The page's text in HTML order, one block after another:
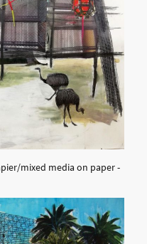
mixed media on paper -